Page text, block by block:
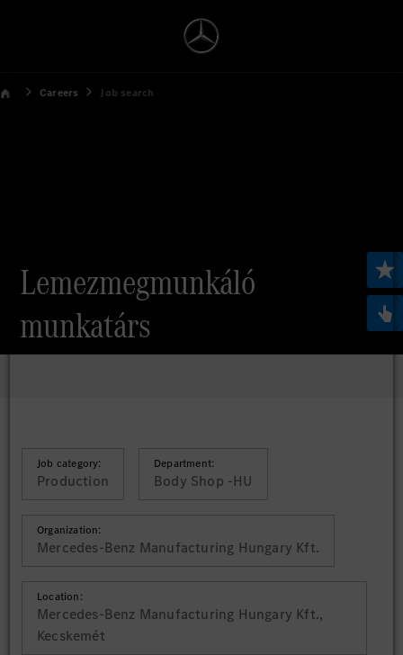
Careers Job search
Lemezmegmunkáló
munkatárs
Job category:
Production
Department:
Body Shop -HU
Organization:
Mercedes-Benz Manufacturing Hungary Kft.
Location:
Mercedes-Benz Manufacturing Hungary Kft.,
Kecskemét